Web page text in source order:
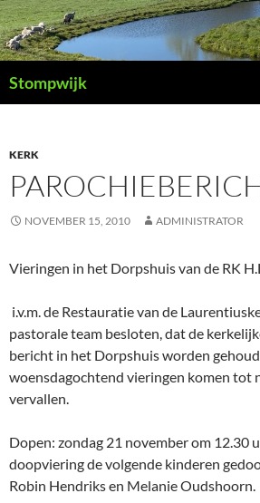
Ga
naar
de
inhoud
Stompwijk
KERK
NOVEMBER 15, 2010 ADMINISTRATOR
Vieringen in het Dorpshuis van de RK
i.v.m. de Restauratie van de
pastorale team besloten, dat de
bericht in het Dorpshuis worden
woensdagochtend vieringen komen tot
vervallen.
Dopen: zondag 21 november om 12.30
doopviering de volgende kinderen
Robin Hendriks en Melanie Oudshoorn.